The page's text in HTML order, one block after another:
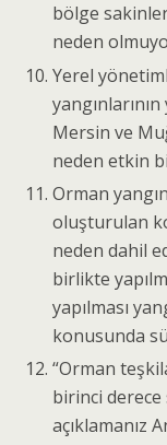
bölge
neden
Yerel
Mersin ve
neden etkin
Orman
oluşturulan
neden dahil
birlikte
yapılması
konusunda
“Orman
birinci
açıklamanız